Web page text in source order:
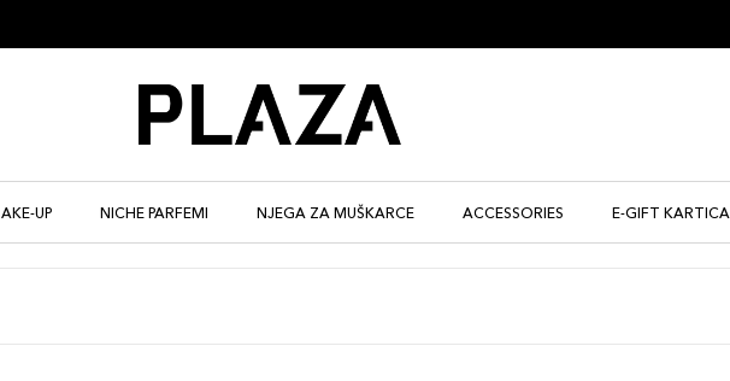
UP NICHE PARFEMI NJEGA ZA MUŠKARCE ACCESSORIES E-GIFT KARTICA